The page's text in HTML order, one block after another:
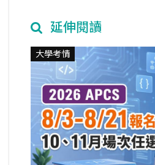
延伸閱讀
大學考情